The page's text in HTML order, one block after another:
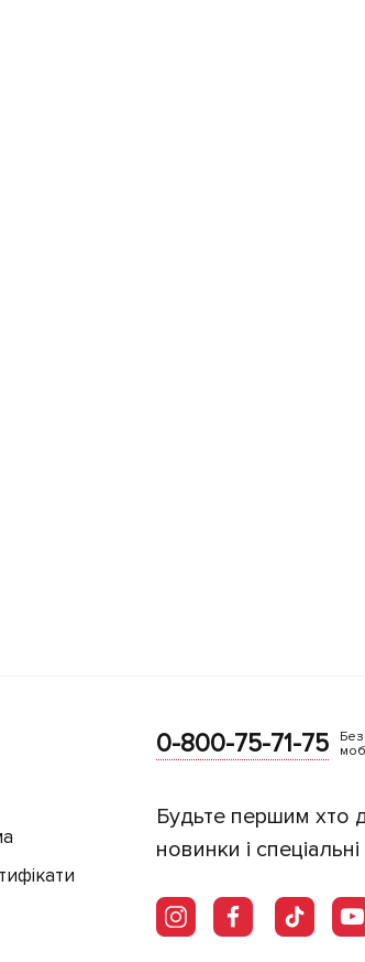
0-800-75-71-75
Будьте першим хто
новинки і